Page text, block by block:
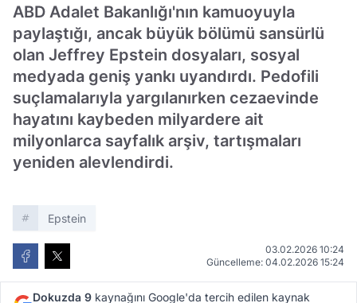
ABD Adalet Bakanlığı'nın kamuoyuyla
paylaştığı, ancak büyük bölümü sansürlü
olan Jeffrey Epstein dosyaları, sosyal
medyada geniş yankı uyandırdı. Pedofili
suçlamalarıyla yargılanırken cezaevinde
hayatını kaybeden milyardere ait
milyonlarca sayfalık arşiv, tartışmaları
yeniden alevlendirdi.
Epstein
03.02.2026 10:24
Güncelleme: 04.02.2026 15:24
Dokuzda 9 kaynağını Google'da tercih edilen kaynak